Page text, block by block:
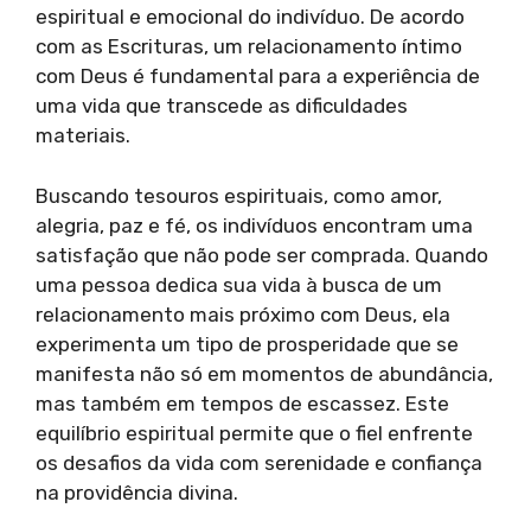
espiritual e emocional do indivíduo. De acordo
com as Escrituras, um relacionamento íntimo
com Deus é fundamental para a experiência de
uma vida que transcede as dificuldades
materiais.
Buscando tesouros espirituais, como amor,
alegria, paz e fé, os indivíduos encontram uma
satisfação que não pode ser comprada. Quando
uma pessoa dedica sua vida à busca de um
relacionamento mais próximo com Deus, ela
experimenta um tipo de prosperidade que se
manifesta não só em momentos de abundância,
mas também em tempos de escassez. Este
equilíbrio espiritual permite que o fiel enfrente
os desafios da vida com serenidade e confiança
na providência divina.